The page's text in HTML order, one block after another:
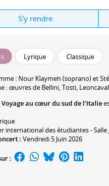
S'y rendre
Lyrique Classique
: Nour Klaymeh (soprano) et
: œuvres de Bellini, Tosti,
Voyage au cœur du sud de l'Italie
international des étudiantes - Salle
: Vendredi 5 Juin 2026
: